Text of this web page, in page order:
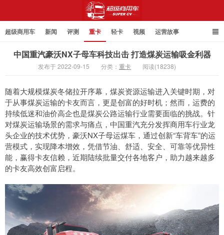
超级商用车 新闻 评测 重卡 轻卡 视频 运营故事
中国重汽豪沃NX子母车科技出击 打造煤炭运输吸金利器
发布于 2022-09-15 分类： 重卡 阅读(18238)
随着大规模煤炭冬储拉开序幕，煤炭资源运输进入关键时期，对
于从事煤炭运输的卡友而言，更是创富的好时机；然而，运费的
持续低迷和油价高企也是煤炭公路运输行业需要面临的挑战。针
对煤炭运输场景的需求与痛点，中国重汽充分发挥商用车行业龙
头企业的技术优势，豪沃NX子母运煤车，通过创新“车背车”的运
营模式，实现降本增效，凭借节油、舒适、安全、可靠等优异性
能，赢得卡友信赖，近期陆续批量交付各地客户，助力越来越多
的卡友高效创富启程。